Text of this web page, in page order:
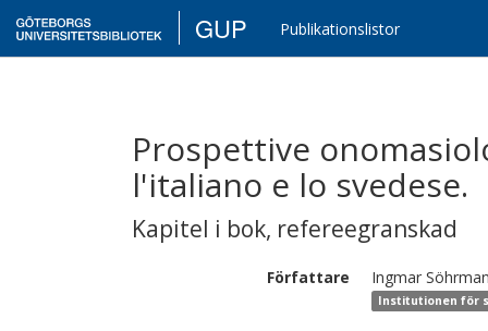
GUP Publikationslistor
Prospettive
l'italiano e lo svedese.
Kapitel i bok, refereegranskad
Författare Ingmar
Institutionen för